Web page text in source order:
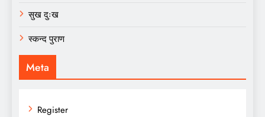
सुख दुःख
स्कन्द पुराण
Meta
Register